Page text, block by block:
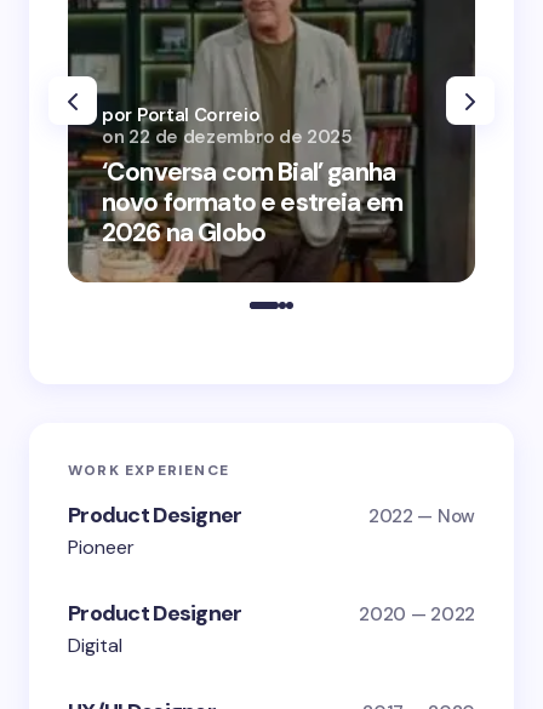
‘Conversa com Bial’ ganha
novo formato e estreia em
2026 na Globo
por Portal Correio
on 22 de dezembro de 2025
WORK EXPERIENCE
Product Designer 2022 — Now
Pioneer
Product Designer 2020 — 2022
Digital